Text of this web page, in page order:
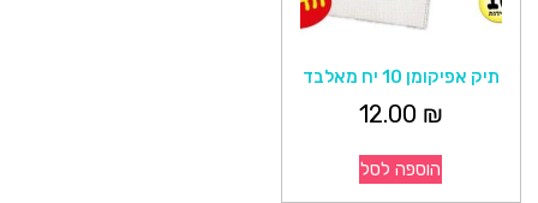
תיק אפיקומן 10 יח מאלבד
12.00 ₪
הוספה לסל